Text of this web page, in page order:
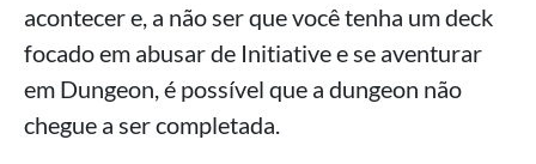
acontecer e, a não ser que você tenha um deck
focado em abusar de Initiative e se aventurar
em Dungeon, é possível que a dungeon não
chegue a ser completada.